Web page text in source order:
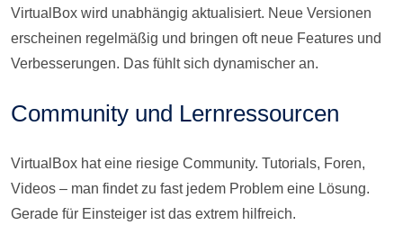
VirtualBox wird unabhängig aktualisiert. Neue Versionen
erscheinen regelmäßig und bringen oft neue Features und
Verbesserungen. Das fühlt sich dynamischer an.
Community und Lernressourcen
VirtualBox hat eine riesige Community. Tutorials, Foren,
Videos – man findet zu fast jedem Problem eine Lösung.
Gerade für Einsteiger ist das extrem hilfreich.